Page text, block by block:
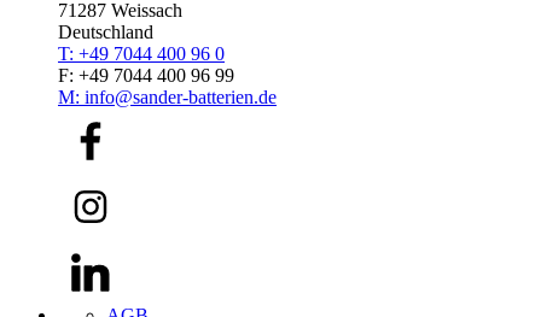
71287 Weissach
Deutschland
T: +49 7044 400 96 0
F: +49 7044 400 96 99
M: info@sander-batterien.de